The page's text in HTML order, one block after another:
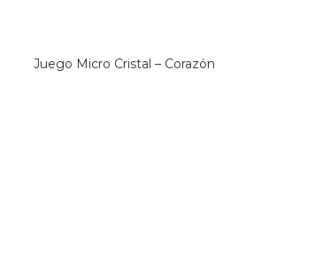
Juego Micro Cristal – Corazón